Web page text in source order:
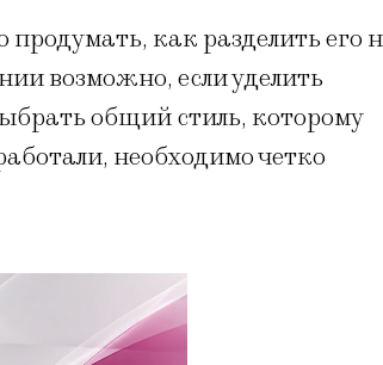
как разделить его
возможно, если уделить
общий стиль, которому
необходимо четко